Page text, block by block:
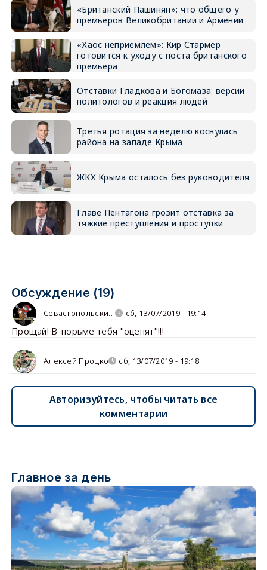
«Британский Пашинян»: что общего у
премьеров Великобритании и Армении
«Хаос неприемлем»: Кир Стармер
готовится к уходу с поста британского
премьера
Отставки Гладкова и Богомаза: версии
политологов и реакция людей
Третья ротация за неделю коснулась
района на западе Крыма
ЖКХ Крыма осталось без руководителя
Главе Пентагона грозит отставка за
тяжкие преступления и проступки
Обсуждение (19)
Севастопольски… сб, 13/07/2019 - 19:14
Прощай! В тюрьме тебя "оценят"!!!
Алексей Процко сб, 13/07/2019 - 19:18
Авторизуйтесь, чтобы читать все
комментарии
Главное за день